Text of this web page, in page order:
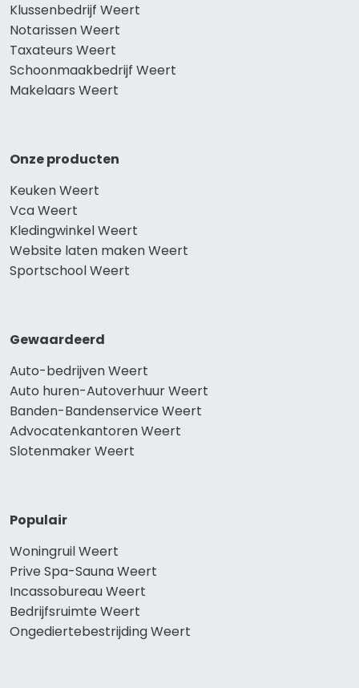
Klussenbedrijf Weert
Notarissen Weert
Taxateurs Weert
Schoonmaakbedrijf Weert
Makelaars Weert
Onze producten
Keuken Weert
Vca Weert
Kledingwinkel Weert
Website laten maken Weert
Sportschool Weert
Gewaardeerd
Auto-bedrijven Weert
Auto huren-Autoverhuur Weert
Banden-Bandenservice Weert
Advocatenkantoren Weert
Slotenmaker Weert
Populair
Woningruil Weert
Prive Spa-Sauna Weert
Incassobureau Weert
Bedrijfsruimte Weert
Ongediertebestrijding Weert